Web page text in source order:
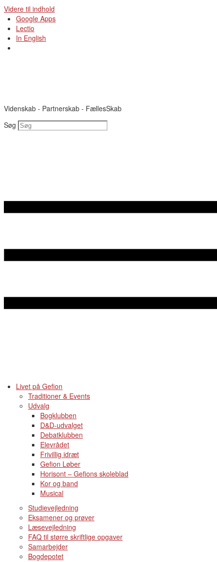
Videre til indhold
Google Apps
Lectio
In English
Videnskab - Partnerskab - FællesSkab
Søg
Livet på Gefion
Traditioner & Events
Udvalg
Bogklubben
D&D-udvalget
Debatklubben
Elevrådet
Frivillig idræt
Gefion Løber
Horisont – Gefions skoleblad
Kor og band
Musical
Studievejledning
Eksamener og prøver
Læsevejledning
FAQ til større skriftlige opgaver
Samarbejder
Bogdepotet